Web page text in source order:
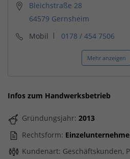
Bleichstraße 28
64579 Gernsheim
Mobil
0178 / 454 7506
Mehr anzeigen
Infos zum Handwerksbetrieb
Gründungsjahr: 2013
Rechtsform:
Kundenart: Geschäftskunden,